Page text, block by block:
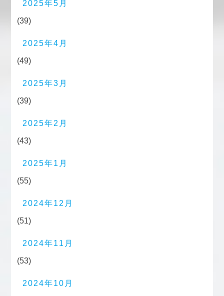
2025年5月
(39)
2025年4月
(49)
2025年3月
(39)
2025年2月
(43)
2025年1月
(55)
2024年12月
(51)
2024年11月
(53)
2024年10月